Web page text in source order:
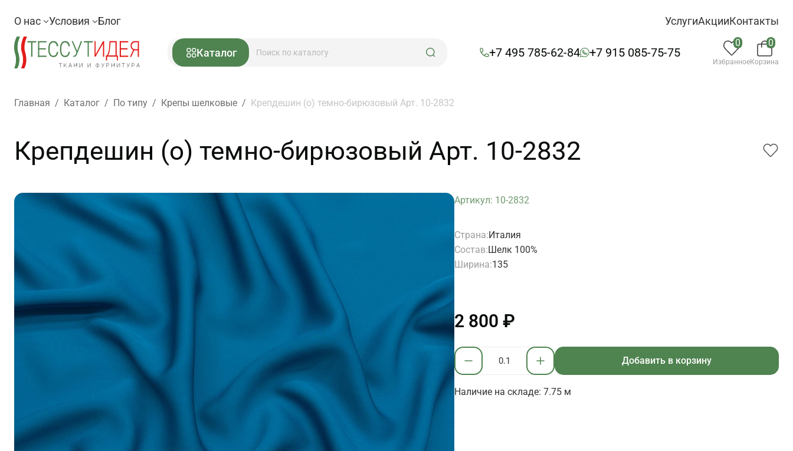
О нас Условия Блог УслугиАкцииКонтакты
Каталог +7 495 785-62-84 +7 915 085-75-75
0
Избранное
0
Корзина
Главная / Каталог / По типу / Крепы шелковые / Крепдешин (о) темно-бирюзовый Арт. 10-2832
Крепдешин (о) темно-бирюзовый Арт. 10-2832
Артикул: 10-2832
Страна:Италия
Состав:Шелк 100%
Ширина:135
2 800 ₽
Добавить в корзину
Наличие на складе: 7.75 м